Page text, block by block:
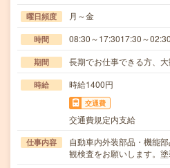
曜日頻度 月～金
時間 08:30～17:3017:30～02:30
期間 長期でお仕事できる方、大
時給 時給1400円
交通費
交通費規定内支給
仕事内容
自動車内外装部品・機能
観検査をお願いします。